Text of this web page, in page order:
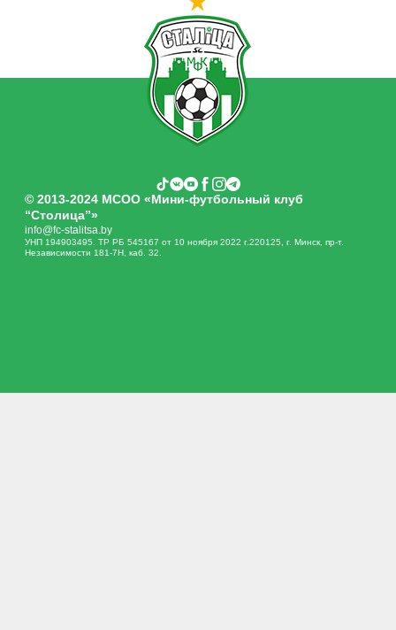
© 2013-2024 МСОО «Мини-футбольный клуб
“Столица”»
info@fc-stalitsa.by
УНП 194903495. ТР РБ 545167 от 10 ноября 2022 г.220125, г. Минск, пр-т.
Независимости 181-7Н, каб. 32.